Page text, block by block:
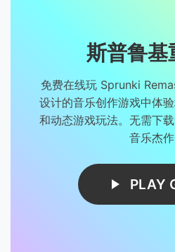
斯普鲁基
免费在线玩 Sprunki
设计的音乐创作游戏中体
和动态游戏玩法。无需下
音乐杰作
PLAY